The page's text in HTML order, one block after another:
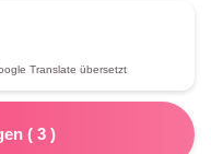
Translate übersetzt
( 3 )